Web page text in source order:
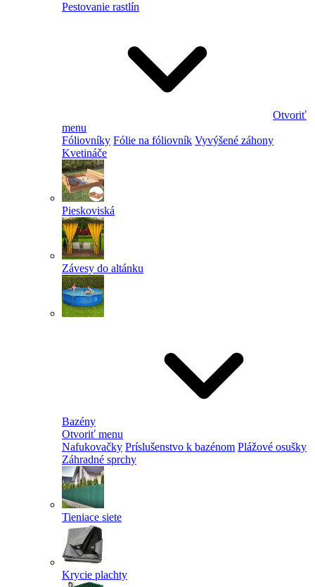
Pestovanie rastlín
Otvoriť
menu
Fóliovníky Fólie na fóliovník Vyvýšené záhony
Kvetináče
Pieskoviská
Závesy do altánku
Bazény
Otvoriť menu
Nafukovačky Príslušenstvo k bazénom Plážové osušky
Záhradné sprchy
Tieniace siete
Krycie plachty